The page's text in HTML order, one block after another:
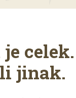
je
jinak.